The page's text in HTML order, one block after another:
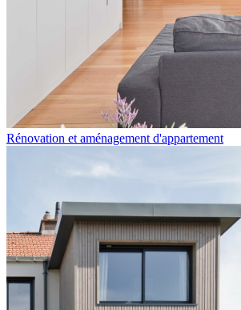
Rénovation et aménagement d'appartement